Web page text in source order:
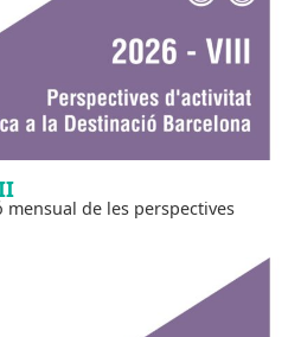
mensual de les perspectives